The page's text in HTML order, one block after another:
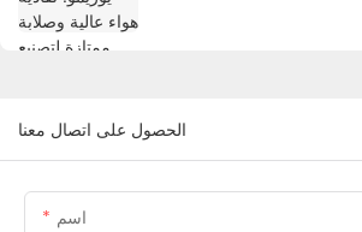
الحصول على اتصال معنا
اسم